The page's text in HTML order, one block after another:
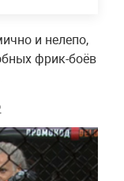
и нелепо,
фрик-боёв